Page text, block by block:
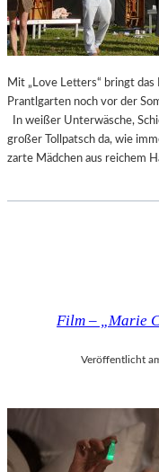
Mit „Love Letters“ bringt
Prantlgarten noch vor der
In weißer Unterwäsche,
großer Tollpatsch da, wie
zarte Mädchen aus reichem
Film – „Marie
Veröffentlicht